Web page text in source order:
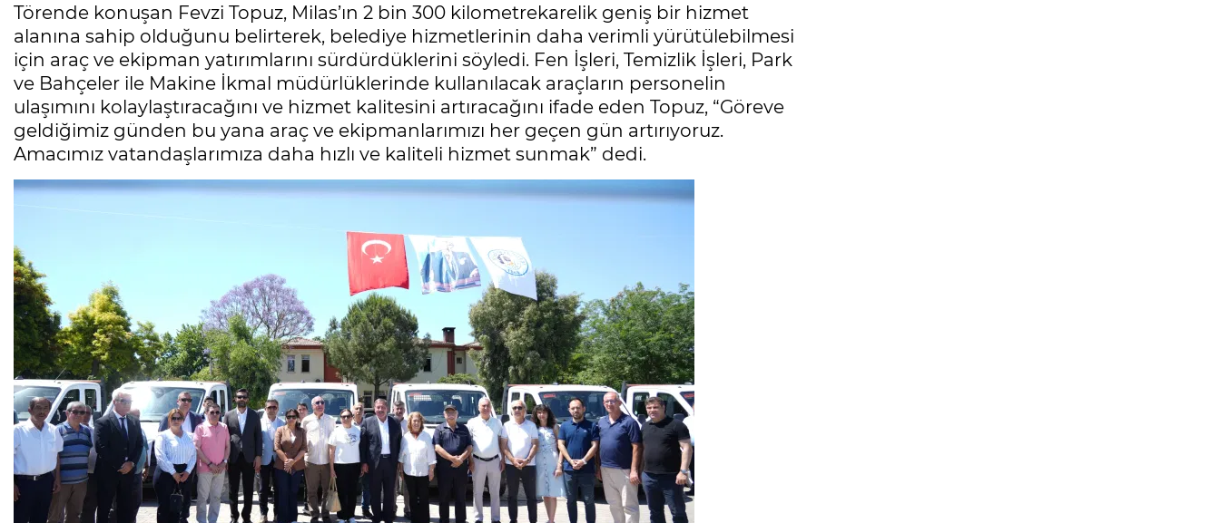
Törende konuşan Fevzi Topuz, Milas’ın 2 bin 300 kilometrekarelik geniş bir hizmet
alanına sahip olduğunu belirterek, belediye hizmetlerinin daha verimli yürütülebilmesi
için araç ve ekipman yatırımlarını sürdürdüklerini söyledi. Fen İşleri, Temizlik İşleri, Park
ve Bahçeler ile Makine İkmal müdürlüklerinde kullanılacak araçların personelin
ulaşımını kolaylaştıracağını ve hizmet kalitesini artıracağını ifade eden Topuz, “Göreve
geldiğimiz günden bu yana araç ve ekipmanlarımızı her geçen gün artırıyoruz.
Amacımız vatandaşlarımıza daha hızlı ve kaliteli hizmet sunmak” dedi.